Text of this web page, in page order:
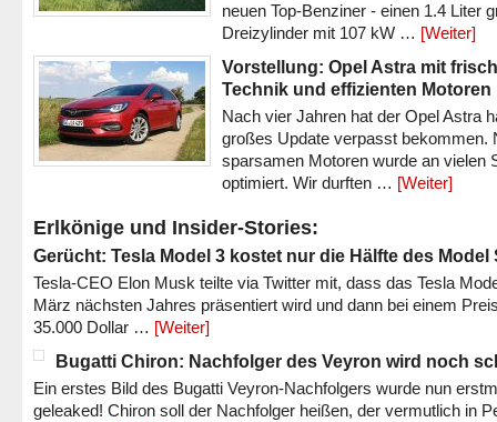
neuen Top-Benziner - einen 1.4 Liter
Dreizylinder mit 107 kW … [Weiter]
Vorstellung: Opel Astra mit
Technik und effizienten Motoren
Nach vier Jahren hat der Opel Astra
großes Update verpasst bekommen.
sparsamen Motoren wurde an vielen
optimiert. Wir durften … [Weiter]
Erlkönige und Insider-Stories:
Gerücht: Tesla Model 3 kostet nur die Hälfte des Model
Tesla-CEO Elon Musk teilte via Twitter mit, dass das Tesla
März nächsten Jahres präsentiert wird und dann bei einem
35.000 Dollar … [Weiter]
Bugatti Chiron: Nachfolger des Veyron wird noch
Ein erstes Bild des Bugatti Veyron-Nachfolgers wurde nun
geleaked! Chiron soll der Nachfolger heißen, der vermutlich in